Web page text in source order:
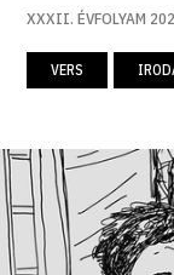
XXXII. ÉVFOLYAM
VERS